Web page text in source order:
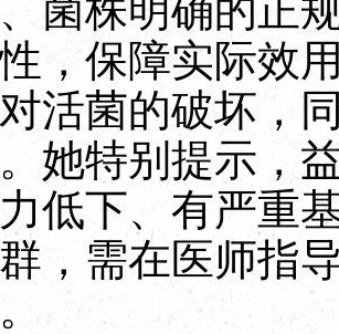
菌株明确的正
，保障实际效
活菌的破坏，
她特别提示，
低下、有严重
，需在医师指